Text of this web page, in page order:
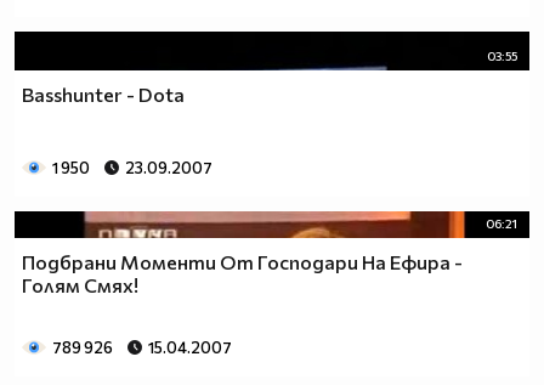
03:55
Basshunter - Dota
1 950 23.09.2007
06:21
Подбрани Моменти От Господари На Ефира -
Голям Смях!
789 926 15.04.2007